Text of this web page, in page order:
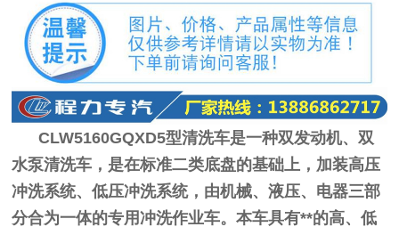
CLW5160GQXD5型清洗车是一种双发动机、双
水泵清洗车，是在标准二类底盘的基础上，加装高压
冲洗系统、低压冲洗系统，由机械、液压、电器三部
分合为一体的专用冲洗作业车。本车具有**的高、低